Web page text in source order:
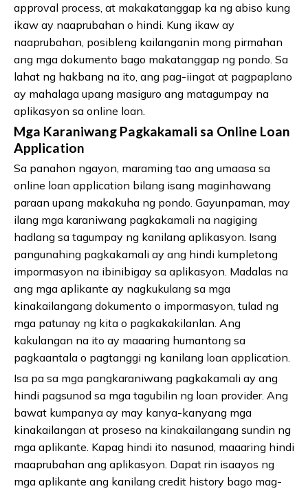
approval process, at makakatanggap ka ng abiso kung
ikaw ay naaprubahan o hindi. Kung ikaw ay
naaprubahan, posibleng kailanganin mong pirmahan
ang mga dokumento bago makatanggap ng pondo. Sa
lahat ng hakbang na ito, ang pag-iingat at pagpaplano
ay mahalaga upang masiguro ang matagumpay na
aplikasyon sa online loan.
Mga Karaniwang Pagkakamali sa Online Loan
Application
Sa panahon ngayon, maraming tao ang umaasa sa
online loan application bilang isang maginhawang
paraan upang makakuha ng pondo. Gayunpaman, may
ilang mga karaniwang pagkakamali na nagiging
hadlang sa tagumpay ng kanilang aplikasyon. Isang
pangunahing pagkakamali ay ang hindi kumpletong
impormasyon na ibinibigay sa aplikasyon. Madalas na
ang mga aplikante ay nagkukulang sa mga
kinakailangang dokumento o impormasyon, tulad ng
mga patunay ng kita o pagkakakilanlan. Ang
kakulangan na ito ay maaaring humantong sa
pagkaantala o pagtanggi ng kanilang loan application.
Isa pa sa mga pangkaraniwang pagkakamali ay ang
hindi pagsunod sa mga tagubilin ng loan provider. Ang
bawat kumpanya ay may kanya-kanyang mga
kinakailangan at proseso na kinakailangang sundin ng
mga aplikante. Kapag hindi ito nasunod, maaaring hindi
maaprubahan ang aplikasyon. Dapat rin isaayos ng
mga aplikante ang kanilang credit history bago mag-